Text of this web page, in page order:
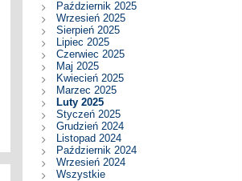
Październik 2025
Wrzesień 2025
Sierpień 2025
Lipiec 2025
Czerwiec 2025
Maj 2025
Kwiecień 2025
Marzec 2025
Luty 2025
Styczeń 2025
Grudzień 2024
Listopad 2024
Październik 2024
Wrzesień 2024
Wszystkie